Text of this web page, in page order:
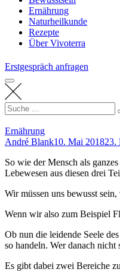
Ernährung
Naturheilkunde
Rezepte
Über Vivoterra
Erstgespräch anfragen
Search
for:
Ernährung
André Blank10. Mai 201823.
So wie der Mensch als
Lebewesen aus diesen drei
Wir müssen uns bewusst
Wenn wir also zum Beispiel
Ob nun die leidende Seele
so handeln. Wer danach nicht
Es gibt dabei zwei Bereiche